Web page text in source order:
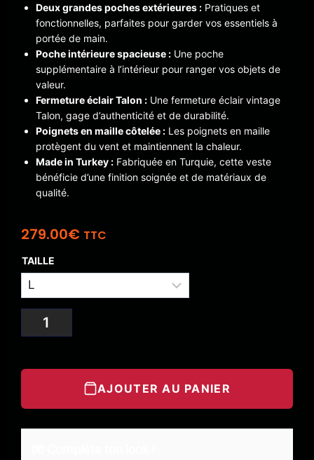
Deux grandes poches extérieures : Pratiques et
fonctionnelles, parfaites pour garder vos essentiels à
portée de main.
Poche intérieure spacieuse : Une poche
supplémentaire à l’intérieur pour ranger vos objets de
valeur.
Fermeture éclair Talon : Une fermeture éclair vintage
Talon, gage d’authenticité et de durabilité.
Poignets en maille côtelée : Les poignets en maille
protègent du vent et maintiennent la chaleur.
Made in Turkey : Fabriquée en Turquie, cette veste
bénéficie d’une finition soignée et de matériaux de
qualité.
279.00€ TTC
TAILLE
AJOUTER AU PANIER